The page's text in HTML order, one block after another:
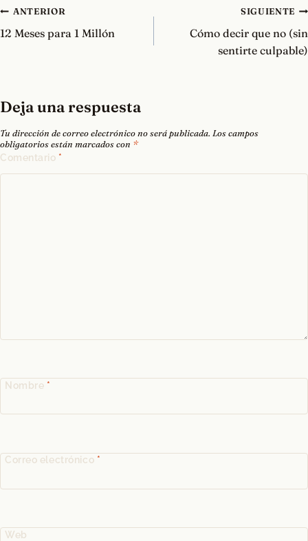
Navegación
de
ANTERIOR
12 Meses para 1 Millón
SIGUIENTE
Cómo decir que no (sin
sentirte culpable)
Deja una respuesta
Tu dirección de correo electrónico no será publicada. Los campos
obligatorios están marcados con *
Comentario *
Nombre *
Correo electrónico *
Web